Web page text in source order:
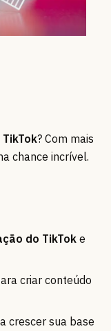
TikTok? Com mais
chance incrível.
do TikTok e
criar conteúdo
crescer sua base